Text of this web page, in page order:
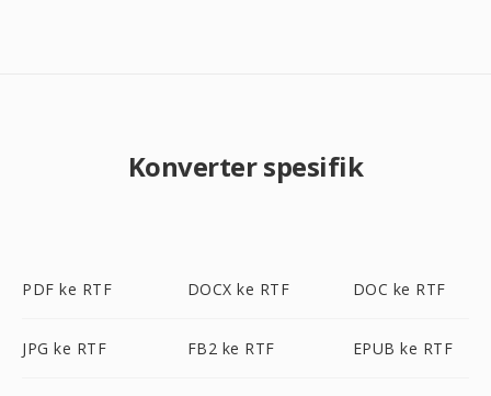
Konverter spesifik
PDF ke RTF DOCX ke RTF DOC ke RTF
JPG ke RTF FB2 ke RTF EPUB ke RTF